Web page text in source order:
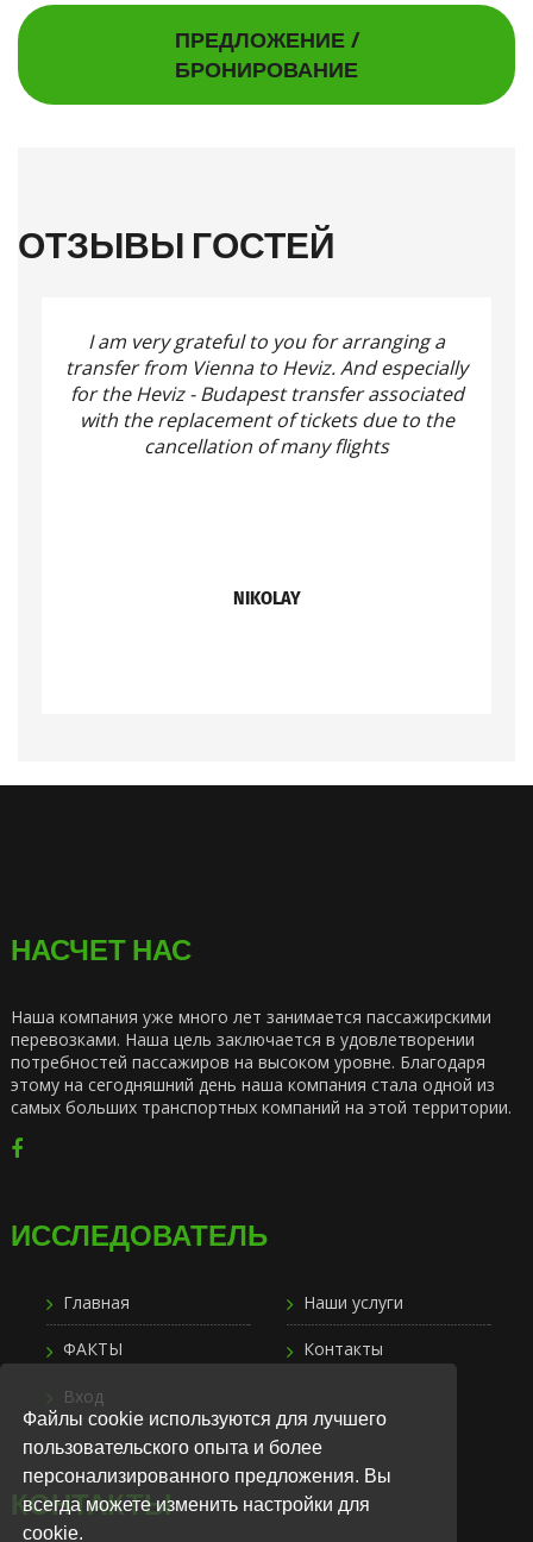
Файлы cookie используются для лучшего
пользовательского опыта и более
персонализированного предложения. Вы
всегда можете изменить настройки для
cookie.
ПРЕДЛОЖЕНИЕ /
БРОНИРОВАНИЕ
ОТЗЫВЫ ГОСТЕЙ
I am very grateful to you for arranging a
transfer from Vienna to Heviz.And especially
for the Heviz - Budapest transfer associated
with the replacement of tickets due to the
cancellation of many flights
NIKOLAY
НАСЧЕТ НАС
Наша компания уже много лет занимается пассажирскими
перевозками. Наша цель заключается в удовлетворении
потребностей пассажиров на высоком уровне. Благодаря
этому на сегодняшний день наша компания стала одной из
самых больших транспортных компаний на этой территории.
ИССЛЕДОВАТЕЛЬ
Главная Наши услуги
ФАКТЫ Контакты
Вход
КОНТАКТЫ